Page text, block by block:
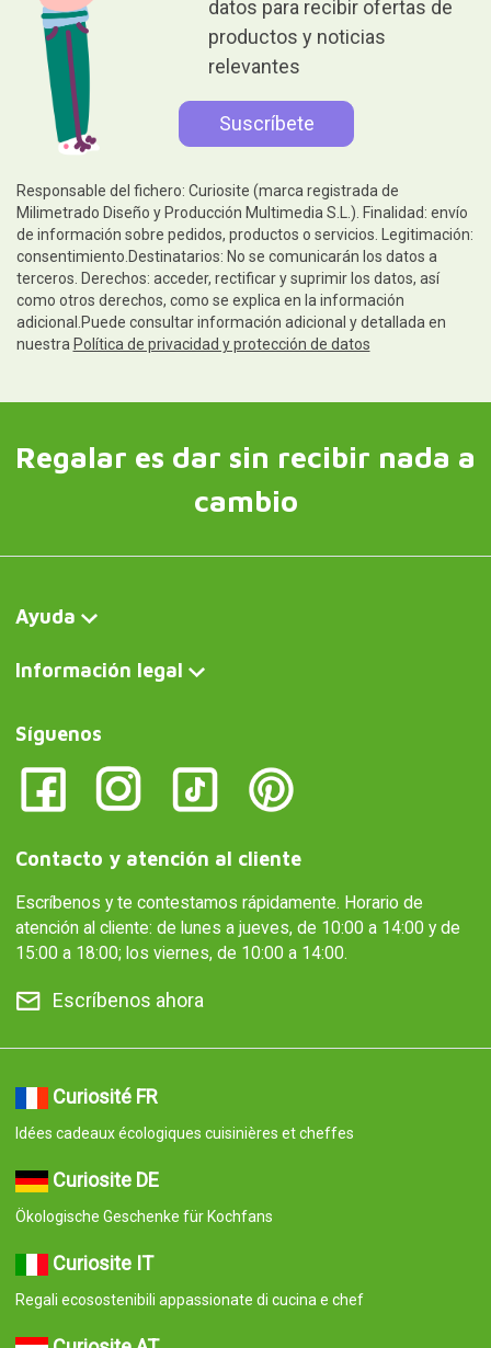
datos para recibir ofertas de
productos y noticias
relevantes
Responsable del fichero: Curiosite (marca registrada de
Milimetrado Diseño y Producción Multimedia S.L.). Finalidad: envío
de información sobre pedidos, productos o servicios. Legitimación:
consentimiento.Destinatarios: No se comunicarán los datos a
terceros. Derechos: acceder, rectificar y suprimir los datos, así
como otros derechos, como se explica en la información
adicional.Puede consultar información adicional y detallada en
nuestra Política de privacidad y protección de datos
Regalar es dar sin recibir nada a
cambio
Ayuda
Información legal
Síguenos
Contacto y atención al cliente
Escríbenos y te contestamos rápidamente. Horario de
atención al cliente: de lunes a jueves, de 10:00 a 14:00 y de
15:00 a 18:00; los viernes, de 10:00 a 14:00.
Escríbenos ahora
Curiosité FR
Idées cadeaux écologiques cuisinières et cheffes
Curiosite DE
Ökologische Geschenke für Kochfans
Curiosite IT
Regali ecosostenibili appassionate di cucina e chef